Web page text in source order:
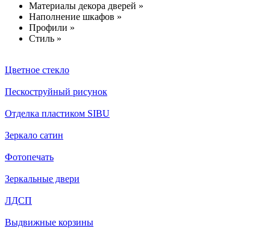
Материалы декора дверей »
Наполнение шкафов »
Профили »
Стиль »
Цветное стекло
Пескоструйный рисунок
Отделка пластиком SIBU
Зеркало сатин
Фотопечать
Зеркальные двери
ЛДСП
Выдвижные корзины